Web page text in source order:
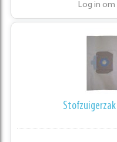
Log in